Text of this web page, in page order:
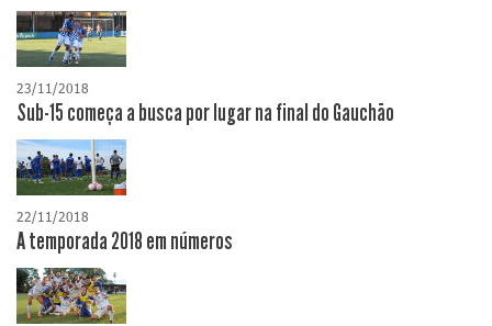
23/11/2018
Sub-15 começa a busca por lugar na final do Gauchão
22/11/2018
A temporada 2018 em números